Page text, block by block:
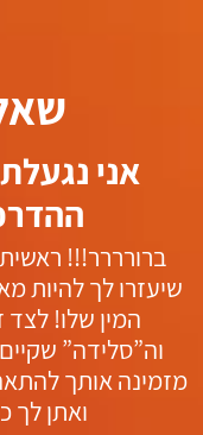
אני
ברורררר!!!
שיעזרו לך להיות
המין שלו! לצד
וה”סלידה”
מזמינה אותך
ואתן לך